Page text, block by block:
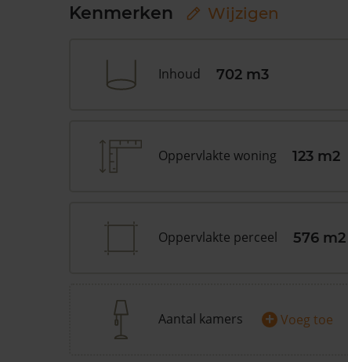
Kenmerken Wijzigen
Inhoud 702 m3
Oppervlakte woning 123 m2
Oppervlakte perceel 576 m2
Aantal kamers + Voeg toe